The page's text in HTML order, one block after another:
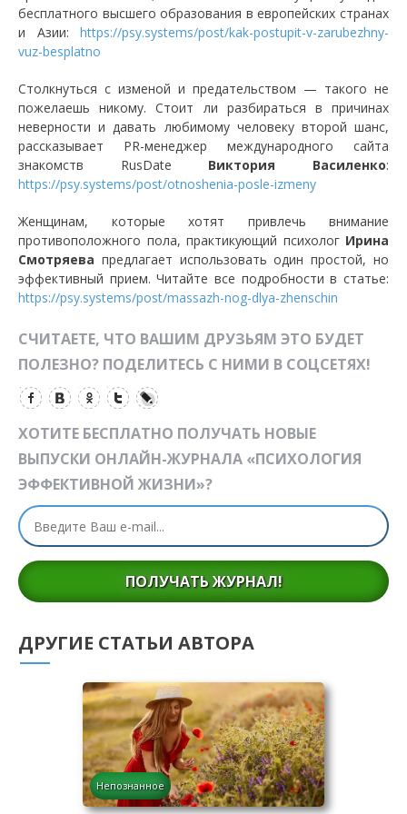
бесплатного высшего образования в европейских странах
и Азии: https://psy.systems/post/kak-postupit-v-zarubezhny-
vuz-besplatno
Столкнуться с изменой и предательством — такого не
пожелаешь никому. Стоит ли разбираться в причинах
неверности и давать любимому человеку второй шанс,
рассказывает PR-менеджер международного сайта
знакомств RusDate Виктория Василенко:
https://psy.systems/post/otnoshenia-posle-izmeny
Женщинам, которые хотят привлечь внимание
противоположного пола, практикующий психолог Ирина
Смотряева предлагает использовать один простой, но
эффективный прием. Читайте все подробности в статье:
https://psy.systems/post/massazh-nog-dlya-zhenschin
СЧИТАЕТЕ, ЧТО ВАШИМ ДРУЗЬЯМ ЭТО БУДЕТ
ПОЛЕЗНО? ПОДЕЛИТЕСЬ С НИМИ В СОЦСЕТЯХ!
ХОТИТЕ БЕСПЛАТНО ПОЛУЧАТЬ НОВЫЕ
ВЫПУСКИ ОНЛАЙН-ЖУРНАЛА «ПСИХОЛОГИЯ
ЭФФЕКТИВНОЙ ЖИЗНИ»?
ПОЛУЧАТЬ ЖУРНАЛ!
ДРУГИЕ СТАТЬИ АВТОРА
Непознанное